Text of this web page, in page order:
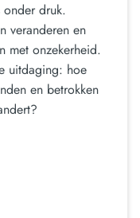
onder druk.
veranderen en
met onzekerheid.
uitdaging: hoe
en betrokken